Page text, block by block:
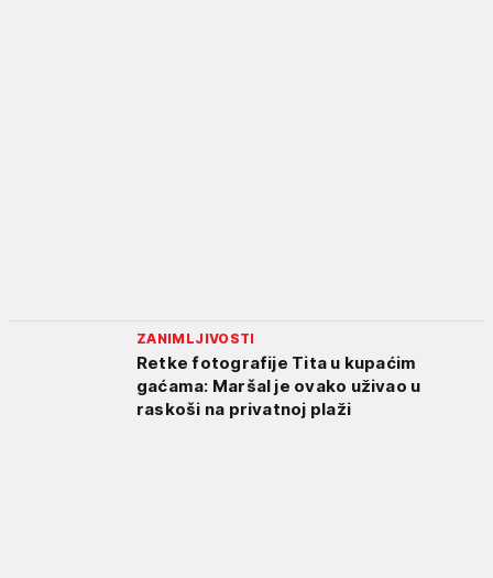
ZANIMLJIVOSTI
Retke fotografije Tita u kupaćim
gaćama: Maršal je ovako uživao u
raskoši na privatnoj plaži